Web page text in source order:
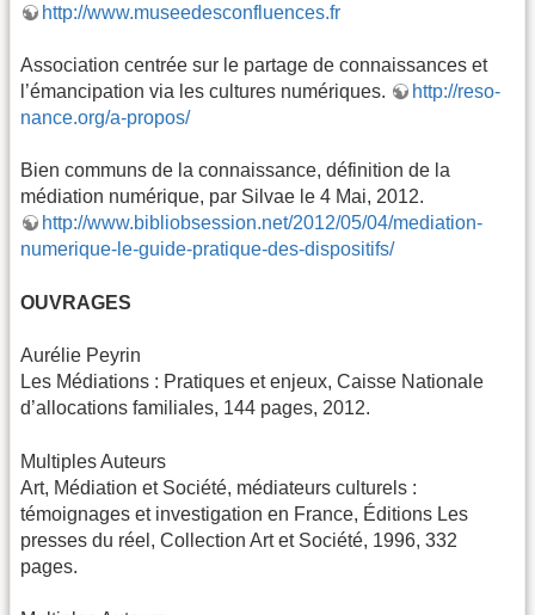
http://www.museedesconfluences.fr
Association centrée sur le partage de connaissances et
l’émancipation via les cultures numériques.
http://reso-
nance.org/a-propos/
Bien communs de la connaissance, définition de la
médiation numérique, par Silvae le 4 Mai, 2012.
http://www.bibliobsession.net/2012/05/04/mediation-
numerique-le-guide-pratique-des-dispositifs/
OUVRAGES
Aurélie Peyrin
Les Médiations : Pratiques et enjeux, Caisse Nationale
d’allocations familiales, 144 pages, 2012.
Multiples Auteurs
Art, Médiation et Société, médiateurs culturels :
témoignages et investigation en France, Éditions Les
presses du réel, Collection Art et Société, 1996, 332
pages.